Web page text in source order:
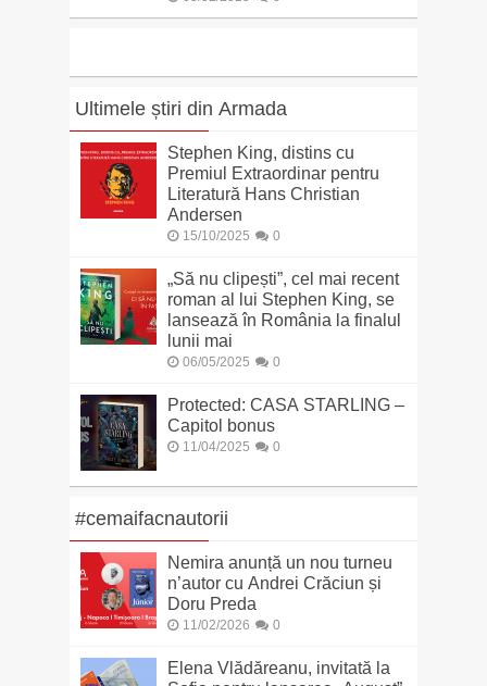
Ultimele știri din Armada
Stephen King, distins cu
Premiul Extraordinar pentru
Literatură Hans Christian
Andersen
15/10/2025 0
„Să nu clipești”, cel mai recent
roman al lui Stephen King, se
lansează în România la finalul
lunii mai
06/05/2025 0
Protected: CASA STARLING –
Capitol bonus
11/04/2025 0
#cemaifacnautorii
Nemira anunță un nou turneu
n’autor cu Andrei Crăciun și
Doru Preda
11/02/2026 0
Elena Vlădăreanu, invitată la